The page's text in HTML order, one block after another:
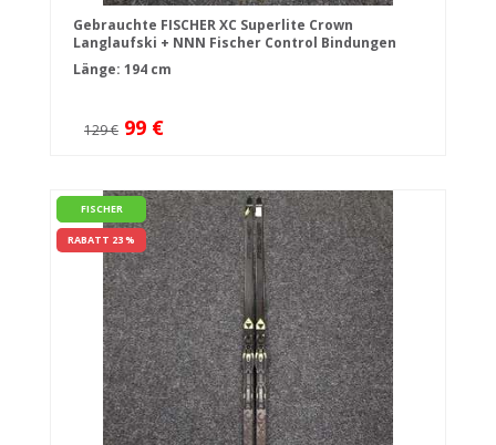
Gebrauchte FISCHER XC Superlite Crown
Langlaufski + NNN Fischer Control Bindungen
Länge: 194 cm
129 € 99 €
FISCHER
RABATT 23 %